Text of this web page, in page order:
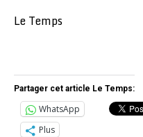
Le Temps
Partager cet article Le Temps:
WhatsApp
Plus